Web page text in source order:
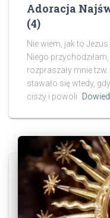
Adoracja
(4)
Nie wiem, jak to
Niego
rozpraszały mnie
stawało się wtedy,
ciszy i powoli